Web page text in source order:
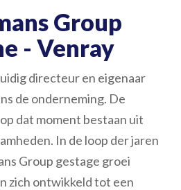
Group
- Venray
directeur en eigenaar
de onderneming. De
dat moment bestaan uit
In de loop der jaren
Group gestage groei
zich ontwikkeld tot een